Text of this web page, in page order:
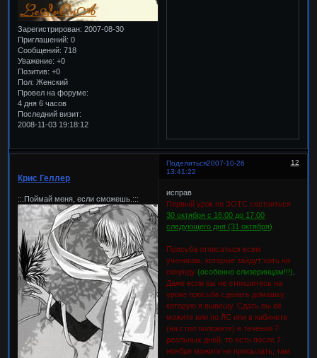
Зарегистрирован: 2007-08-30
Приглашений: 0
Сообщений: 718
Уважение: +0
Позитив: +0
Пол: Женский
Провел на форуме:
4 дня 6 часов
Последний визит:
2008-11-03 19:18:12
Поделиться 12
2007-10-26
13:41:22
Крис Геллер
::.Поймай меня, если сможешь.:::
исправ
Первый урок по ЗОТС состоиться
30 октября с 16:00 до 17:00
следующего дня (31 октября)
Просьба отписаться всем
ученикам, которые зайдут хоть на
секунду (особенно слизеринцам!!!)
Даже если вы не отпишитесь на
уроке просьба сделать домашку,
которую я вывешу. Сдать вы её
можите или по ЛС или в кабинете
(на стол положите) в течении 7
реальных дней, то есть после 7
ноября можите не присылать, там